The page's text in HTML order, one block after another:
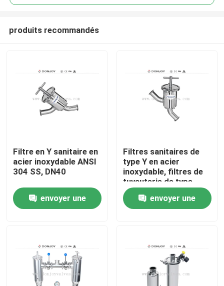
À la maison
vidéos
produits recommandés
Filtre en Y sanitaire en
acier inoxydable ANSI
304 SS, DN40
envoyer une
Filtres sanitaires de
type Y en acier
inoxydable, filtres de
tuyauterie de type
SS316L
envoyer une